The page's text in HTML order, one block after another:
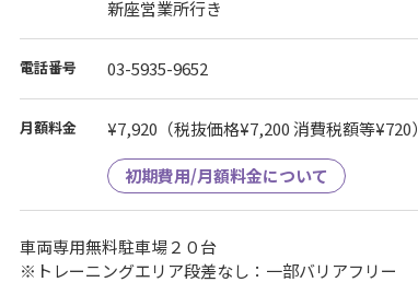
新座営業所行き
電話番号 03-5935-9652
月額料金 ¥7,920 （税抜価格¥7,200 消費税額等¥720）
初期費用/月額料金について
車両専用無料駐車場２０台
※トレーニングエリア段差なし：一部バリアフリー